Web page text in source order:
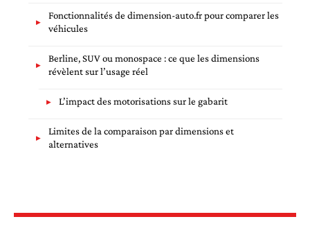
Fonctionnalités de dimension-auto.fr pour comparer les
véhicules
Berline, SUV ou monospace : ce que les dimensions
révèlent sur l’usage réel
L’impact des motorisations sur le gabarit
Limites de la comparaison par dimensions et
alternatives